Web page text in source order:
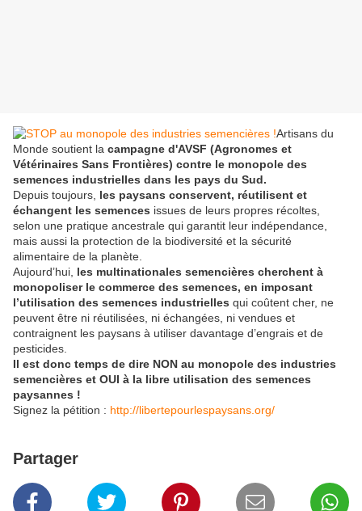
Artisans du
Monde soutient la campagne d'AVSF (Agronomes et
Vétérinaires Sans Frontières) contre le monopole des
semences industrielles dans les pays du Sud.
Depuis toujours, les paysans conservent, réutilisent et
échangent les semences issues de leurs propres récoltes,
selon une pratique ancestrale qui garantit leur indépendance,
mais aussi la protection de la biodiversité et la sécurité
alimentaire de la planète.
Aujourd’hui, les multinationales semencières cherchent à
monopoliser le commerce des semences, en imposant
l’utilisation des semences industrielles qui coûtent cher, ne
peuvent être ni réutilisées, ni échangées, ni vendues et
contraignent les paysans à utiliser davantage d’engrais et de
pesticides.
Il est donc temps de dire NON au monopole des industries
semencières et OUI à la libre utilisation des semences
paysannes !
Signez la pétition : http://libertepourlespaysans.org/
Partager